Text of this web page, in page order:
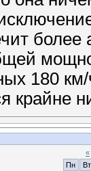
180
крайне
«
Пн
Вт